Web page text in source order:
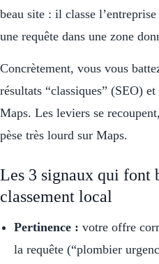
beau site : il classe
une requête dans une zone
Concrètement, vous vous
résultats “classiques” (SEO)
Maps. Les leviers se
pèse très lourd sur Maps.
Les 3 signaux qui font
classement local
Pertinence : votre offre
la requête (“plombier